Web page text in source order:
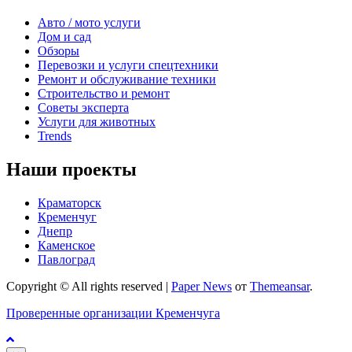
Авто / мото услуги
Дом и сад
Обзоры
Перевозки и услуги спецтехники
Ремонт и обслуживание техники
Строительство и ремонт
Советы эксперта
Услуги для животных
Trends
Наши проекты
Краматорск
Кременчуг
Днепр
Каменское
Павлоград
Copyright © All rights reserved | Paper News от Themeansar.
Проверенные организации Кременчуга